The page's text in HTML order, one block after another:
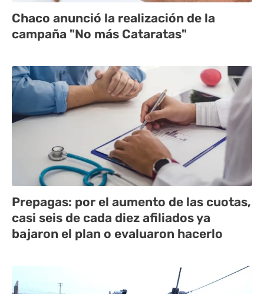
Chaco anunció la realización de la
campaña "No más Cataratas"
Prepagas: por el aumento de las cuotas,
casi seis de cada diez afiliados ya
bajaron el plan o evaluaron hacerlo